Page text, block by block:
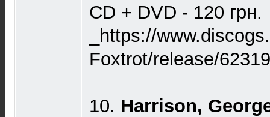
CD + DVD - 120 грн.
_https://
Foxtrot/release/
10. Harrison,